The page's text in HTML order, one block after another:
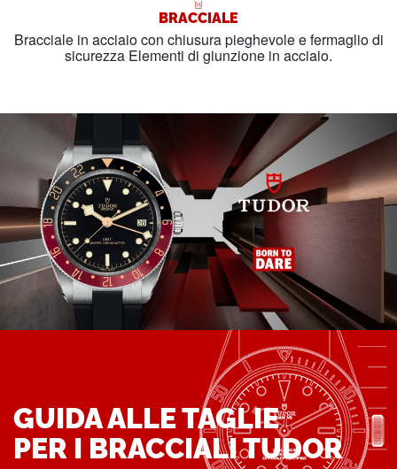
BRACCIALE
Bracciale in acciaio con chiusura pieghevole e fermaglio di
sicurezza Elementi di giunzione in acciaio.
GUIDA ALLE TAGLIE
PER I BRACCIALI TUDOR